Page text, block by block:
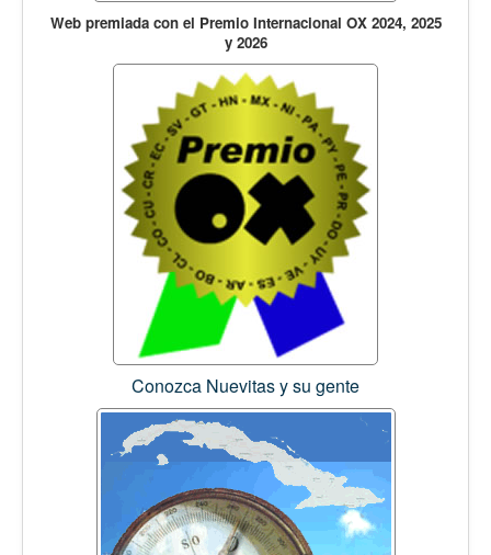
Web premiada con el Premio Internacional OX 2024, 2025
y 2026
Conozca Nuevitas y su gente